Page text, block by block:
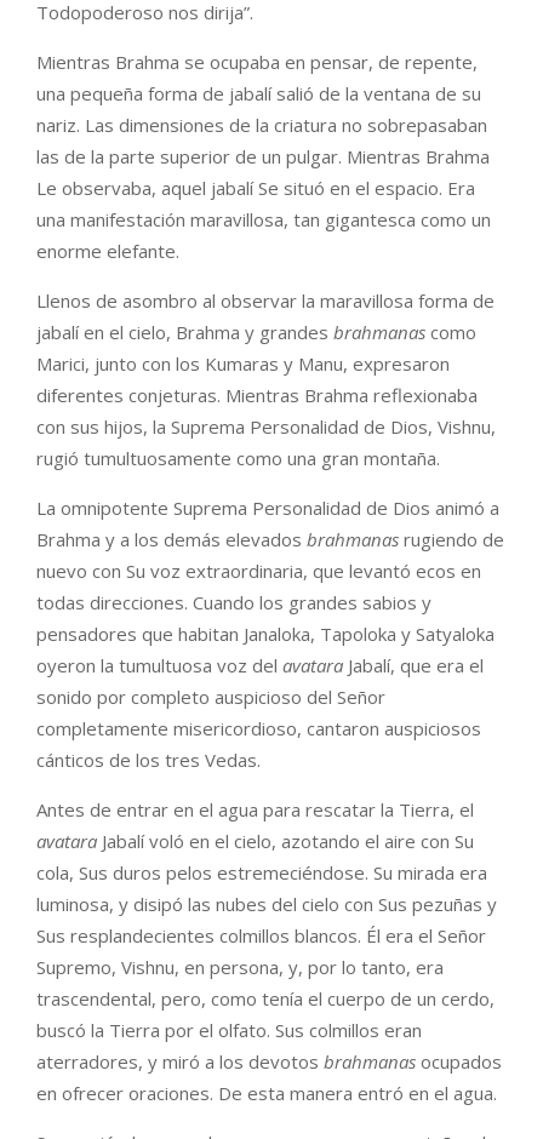
Todopoderoso nos dirija”.
Mientras Brahma se ocupaba en pensar, de repente,
una pequeña forma de jabalí salió de la ventana de su
nariz. Las dimensiones de la criatura no sobrepasaban
las de la parte superior de un pulgar. Mientras Brahma
Le observaba, aquel jabalí Se situó en el espacio. Era
una manifestación maravillosa, tan gigantesca como un
enorme elefante.
Llenos de asombro al observar la maravillosa forma de
jabalí en el cielo, Brahma y grandes brahmanas como
Marici, junto con los Kumaras y Manu, expresaron
diferentes conjeturas. Mientras Brahma reflexionaba
con sus hijos, la Suprema Personalidad de Dios, Vishnu,
rugió tumultuosamente como una gran montaña.
La omnipotente Suprema Personalidad de Dios animó a
Brahma y a los demás elevados brahmanas rugiendo de
nuevo con Su voz extraordinaria, que levantó ecos en
todas direcciones. Cuando los grandes sabios y
pensadores que habitan Janaloka, Tapoloka y Satyaloka
oyeron la tumultuosa voz del avatara Jabalí, que era el
sonido por completo auspicioso del Señor
completamente misericordioso, cantaron auspiciosos
cánticos de los tres Vedas.
Antes de entrar en el agua para rescatar la Tierra, el
avatara Jabalí voló en el cielo, azotando el aire con Su
cola, Sus duros pelos estremeciéndose. Su mirada era
luminosa, y disipó las nubes del cielo con Sus pezuñas y
Sus resplandecientes colmillos blancos. Él era el Señor
Supremo, Vishnu, en persona, y, por lo tanto, era
trascendental, pero, como tenía el cuerpo de un cerdo,
buscó la Tierra por el olfato. Sus colmillos eran
aterradores, y miró a los devotos brahmanas ocupados
en ofrecer oraciones. De esta manera entró en el agua.